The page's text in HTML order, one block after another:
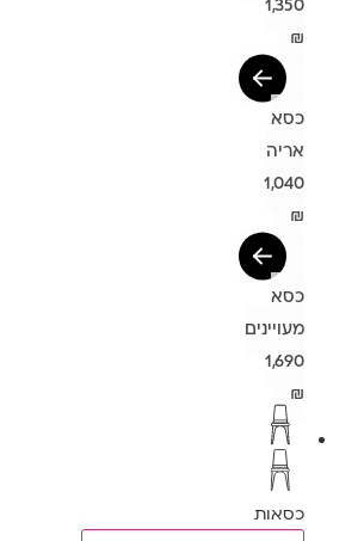
1,350
₪
כסא
אריה
1,040
₪
כסא
מעויינים
1,690
₪
כסאות